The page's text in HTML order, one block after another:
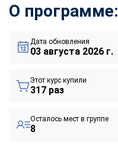
О программе:
Дата обновления
03 августа 2026 г.
Этот курс купили
317 раз
Осталось мест в группе
8